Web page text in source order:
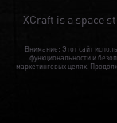
XCraft is a space
Внимание: Этот сайт
функциональности и
маркетинговых целях.